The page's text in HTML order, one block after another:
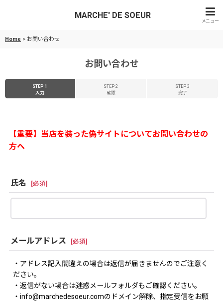
MARCHE' DE SOEUR
メニュー
Home > お問い合わせ
お問い合わせ
STEP 1
入力
STEP 2
確認
STEP 3
完了
【重要】当店を装った偽サイトについてお問い合わせの
方へ
氏名 [必須]
メールアドレス [必須]
・アドレス記入間違えの場合は返信が届きませんのでご注意く
ださい。
・返信がない場合は迷惑メールフォルダもご確認ください。
・info@marchedesoeur.comのドメイン解除、指定受信をお願